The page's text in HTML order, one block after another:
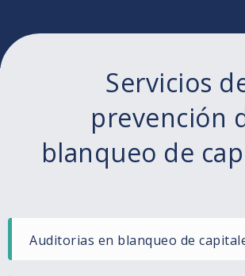
Servicios
prevención
blanqueo de
Auditorias en blanqueo de